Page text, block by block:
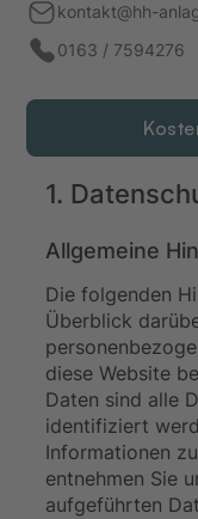
kontakt@hh-
0163 / 7594276
1.
Allgemeine
Die folgenden
Überblick
diese Website
Daten sind alle
identifiziert
Informationen
entnehmen Sie
aufgeführten